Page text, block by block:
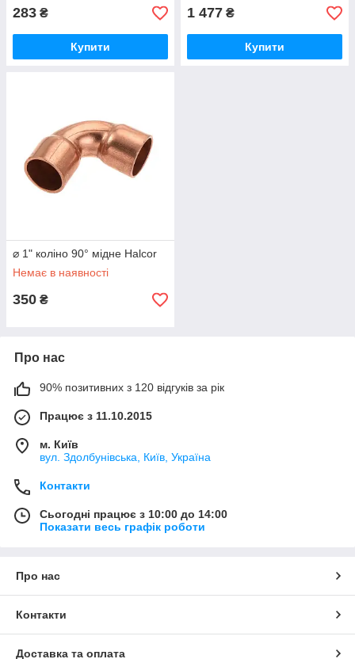
283 ₴
Купити
1 477 ₴
Купити
⌀ 1" коліно 90° мідне Halcor
Немає в наявності
350 ₴
Про нас
90% позитивних з 120 відгуків за рік
Працює з 11.10.2015
м. Київ
вул. Здолбунівська, Київ, Україна
Контакти
Сьогодні працює з 10:00 до 14:00
Показати весь графік роботи
Про нас
Контакти
Доставка та оплата